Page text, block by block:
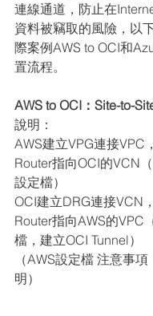
連線通道，防止在
資料被竊取的風險，以
際案例AWS to OCI和
置流程。
AWS to OCI：Site-to-
說明：
AWS建立VPG連接VPC
Router指向OCI的VCN
設定檔）
OCI建立DRG連接VCN
Router指向AWS的VPC
檔，建立OCI Tunnel）
（AWS設定檔 注意事
明）